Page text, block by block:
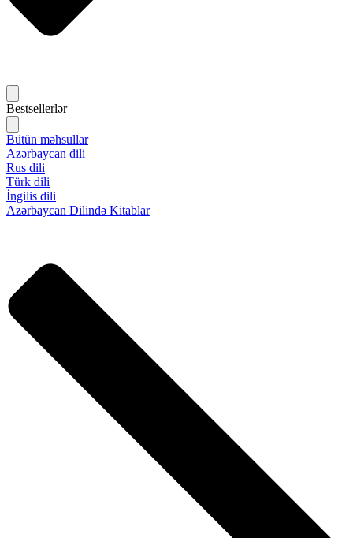
Bestsellerlər
Bütün məhsullar
Azərbaycan dili
Rus dili
Türk dili
İngilis dili
Azərbaycan Dilində Kitablar